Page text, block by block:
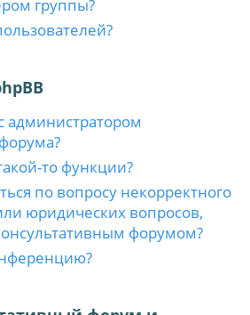
группы?
администратором
то функции?
по вопросу некорректного
юридических вопросов,
форумом?